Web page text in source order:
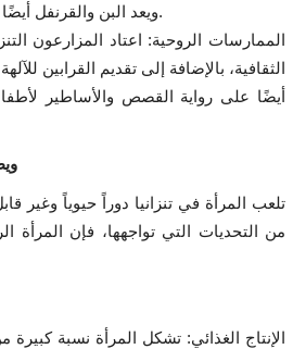
ويعد البن والقرنفل أيضًا من المحاصيل التقليدية التي تمتلك أهمية كبيرة للاقتصاد والثقافة المحلية.
الممارسات الروحية: اعتاد المزارعون
الثقافية، بالإضافة إلى تقديم القرابين
أيضًا على رواية القصص والأساطير
تلعب المرأة في تنزانيا دوراً حيوياً وغير
من التحديات التي تواجهها، فإن المرأة
الإنتاج الغذائي: تشكل المرأة نسبة